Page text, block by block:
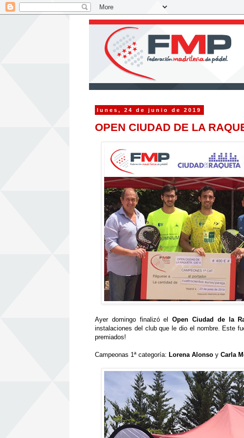
lunes, 24 de junio de 2019
OPEN CIUDAD DE LA
Ayer domingo finalizó elOpen Ciudad de la
instalaciones del club que le dio el nombre. Este
premiados!
Campeonas 1ª categoría: Lorena Alonso y Carla